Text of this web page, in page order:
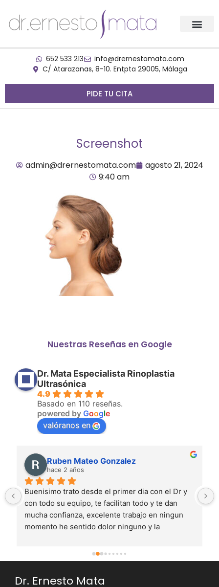
652 533 213
info@drernestomata.com
C/ Atarazanas, 8-10. Entpta 29005, Málaga
PIDE TU CITA
Screenshot
admin@drernestomata.com
agosto 21, 2024
9:40 am
Nuestras Reseñas en Google
Dr. Mata Especialista Rinoplastia
Ultrasónica
4.9
Basado en 110 reseñas.
powered by Google
valóranos en
Ruben Mateo Gonzalez
hace 2 años
Buenisimo trato desde el primer dia con el Dr y
con todo su equipo, te facilitan todo y te dan
mucha confianza, excelente trabajo en ningun
momento he sentido dolor ninguno y la
contento con el resultado es mejor de lo que
esperaba
Dr. Ernesto Mata